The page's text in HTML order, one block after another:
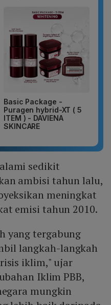
Basic Package -
Puragen hybrid-XT ( 5
ITEM ) - DAVIENA
SKINCARE
sedikit
ambisi tahun lalu,
meningkat
emisi tahun 2010.
yang tergabung
langkah-langkah
iklim," ujar
Iklim PBB,
mungkin